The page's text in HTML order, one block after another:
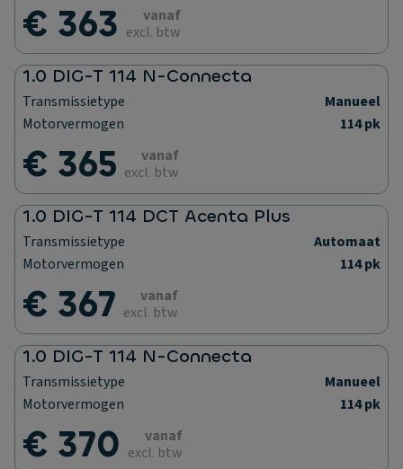
€ 363
vanaf
excl. btw
1.0 DIG-T 114 N-Connecta
Transmissietype
Manueel
Motorvermogen
114 pk
€ 365
vanaf
excl. btw
1.0 DIG-T 114 DCT Acenta Plus
Transmissietype
Automaat
Motorvermogen
114 pk
€ 367
vanaf
excl. btw
1.0 DIG-T 114 N-Connecta
Transmissietype
Manueel
Motorvermogen
114 pk
€ 370
vanaf
excl. btw